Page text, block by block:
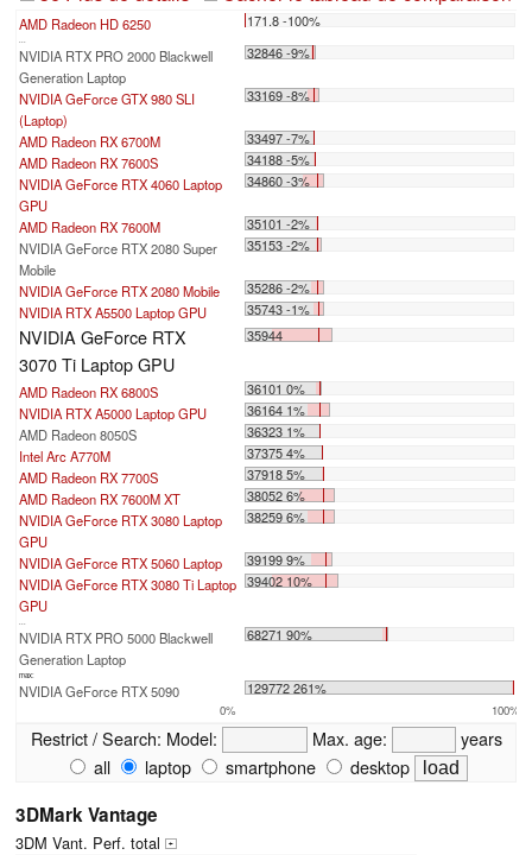
AMD Radeon HD 6250 171.8 -100%
NVIDIA RTX PRO 2000 Blackwell
Generation Laptop
32846 -9%
NVIDIA GeForce GTX 980 SLI
(Laptop)
33169 -8%
AMD Radeon RX 6700M
33497 -7%
AMD Radeon RX 7600S
34188 -5%
NVIDIA GeForce RTX 4060 Laptop
GPU
34860 -3%
AMD Radeon RX 7600M
35101 -2%
NVIDIA GeForce RTX 2080 Super
Mobile
35153 -2%
NVIDIA GeForce RTX 2080 Mobile
35286 -2%
NVIDIA RTX A5500 Laptop GPU
35743 -1%
NVIDIA GeForce RTX
3070 Ti Laptop GPU
35944
AMD Radeon RX 6800S
36101 0%
NVIDIA RTX A5000 Laptop GPU
36164 1%
AMD Radeon 8050S
36323 1%
Intel Arc A770M
37375 4%
AMD Radeon RX 7700S
37918 5%
AMD Radeon RX 7600M XT
38052 6%
NVIDIA GeForce RTX 3080 Laptop
GPU
38259 6%
NVIDIA GeForce RTX 5060 Laptop
39199 9%
NVIDIA GeForce RTX 3080 Ti Laptop
GPU
39402 10%
NVIDIA RTX PRO 5000 Blackwell
Generation Laptop
68271 90%
max:
NVIDIA GeForce RTX 5090 129772 261%
0% 100%
Restrict / Search: Model: Max. age:
years
all
laptop smartphone desktop
3DMark Vantage
3DM Vant. Perf. total +